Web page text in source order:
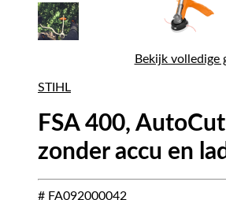
Bekijk volledige
STIHL
FSA 400,
zonder accu en
# FA092000042